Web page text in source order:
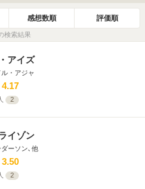
感想数順 評価順
検索結果
アイズ
・アジャ
4.17
2
イゾン
ーソン､他
3.50
2